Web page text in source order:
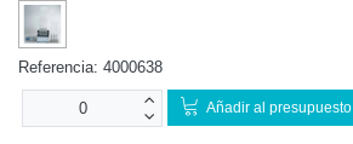
Referencia: 4000638
Añadir al presupuesto